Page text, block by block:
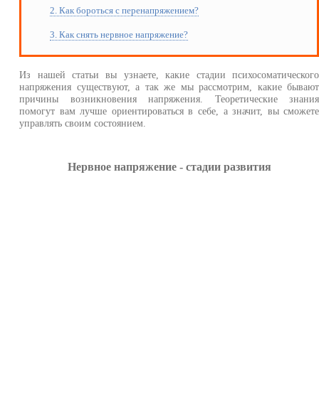
2. Как бороться с перенапряжением?
3. Как снять нервное напряжение?
Из нашей статьи вы узнаете, какие стадии психосоматического
напряжения существуют, а так же мы рассмотрим, какие бывают
причины возникновения напряжения. Теоретические знания
помогут вам лучше ориентироваться в себе, а значит, вы сможете
управлять своим состоянием.
Нервное напряжение - стадии развития